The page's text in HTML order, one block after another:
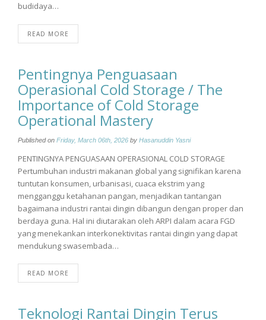
budidaya…
READ MORE
Pentingnya Penguasaan
Operasional Cold Storage / The
Importance of Cold Storage
Operational Mastery
Published on Friday, March 06th, 2026 by Hasanuddin Yasni
PENTINGNYA PENGUASAAN OPERASIONAL COLD STORAGE
Pertumbuhan industri makanan global yang signifikan karena
tuntutan konsumen, urbanisasi, cuaca ekstrim yang
mengganggu ketahanan pangan, menjadikan tantangan
bagaimana industri rantai dingin dibangun dengan proper dan
berdaya guna. Hal ini diutarakan oleh ARPI dalam acara FGD
yang menekankan interkonektivitas rantai dingin yang dapat
mendukung swasembada…
READ MORE
Teknologi Rantai Dingin Terus